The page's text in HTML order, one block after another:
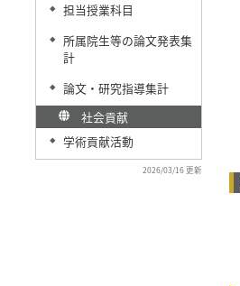
◆ 担当授業科目
◆
所属院生等の論文発表集
計
◆
論文・研究指導集計
社会貢献
◆ 学術貢献活動
2026/03/16 更新